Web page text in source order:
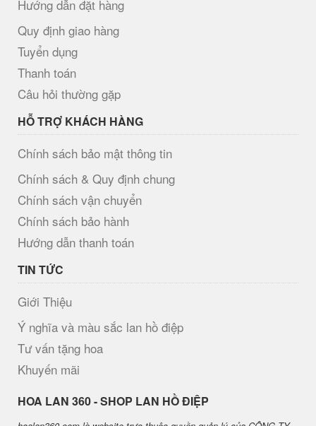
Hướng dẫn đặt hàng
Quy định giao hàng
Tuyển dụng
Thanh toán
Câu hỏi thường gặp
HỖ TRỢ KHÁCH HÀNG
Chính sách bảo mật thông tin
Chính sách & Quy định chung
Chính sách vận chuyển
Chính sách bảo hành
Hướng dẫn thanh toán
TIN TỨC
Giới Thiệu
Ý nghĩa và màu sắc lan hồ điệp
Tư vấn tặng hoa
Khuyến mãi
H​OA LAN 360 - SHOP LAN HỒ ĐIỆP